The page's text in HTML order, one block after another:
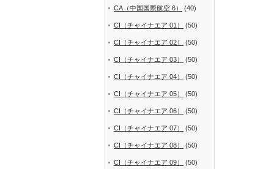
CA（中国国際航空 6） (40)
CI（チャイナエア 01） (50)
CI（チャイナエア 02） (50)
CI（チャイナエア 03） (50)
CI（チャイナエア 04） (50)
CI（チャイナエア 05） (50)
CI（チャイナエア 06） (50)
CI（チャイナエア 07） (50)
CI（チャイナエア 08） (50)
CI（チャイナエア 09） (50)